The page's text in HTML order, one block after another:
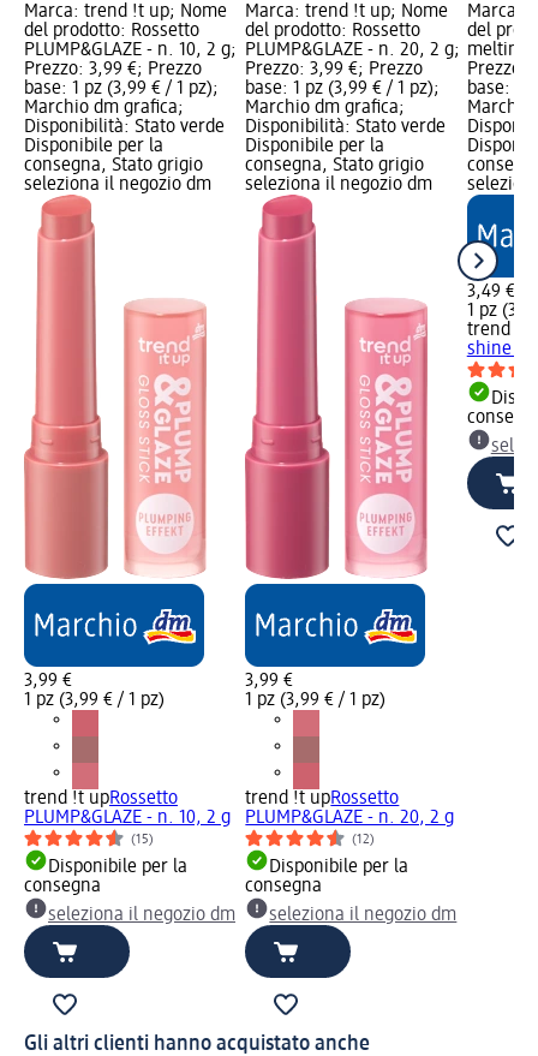
Marca: trend !t up; Nome
del prodotto: Rossetto
PLUMP&GLAZE - n. 10, 2 g;
Prezzo: 3,99 €; Prezzo
base: 1 pz (3,99 € / 1 pz);
Marchio dm grafica;
Disponibilità: Stato verde
Disponibile per la
consegna, Stato grigio
seleziona il negozio dm
3,99 €
1 pz (3,99 € / 1 pz)
trend !t upRossetto
PLUMP&GLAZE - n. 10, 2 g
(15)
Disponibile per la
consegna
seleziona il negozio dm
Marca: trend !t up; Nome
del prodotto: Rossetto
PLUMP&GLAZE - n. 20, 2 g;
Prezzo: 3,99 €; Prezzo
base: 1 pz (3,99 € / 1 pz);
Marchio dm grafica;
Disponibilità: Stato verde
Disponibile per la
consegna, Stato grigio
seleziona il negozio dm
3,99 €
1 pz (3,99 € / 1 pz)
trend !t upRossetto
PLUMP&GLAZE - n. 20, 2 g
(12)
Disponibile per la
consegna
seleziona il negozio dm
Marca:
del
melting
Prezzo:
base: 1
Marchio
3,49 €
1 pz
trend !t
shine -
Gli altri clienti hanno acquistato anche